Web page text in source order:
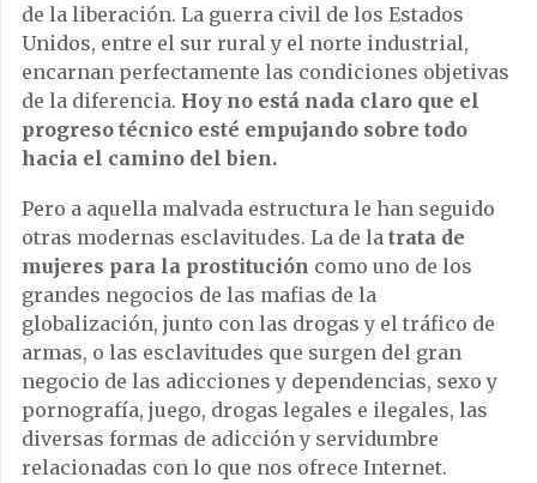
de la liberación. La guerra civil de los Estados
Unidos, entre el sur rural y el norte industrial,
encarnan perfectamente las condiciones objetivas
de la diferencia. Hoy no está nada claro que el
progreso técnico esté empujando sobre todo
hacia el camino del bien.
Pero a aquella malvada estructura le han seguido
otras modernas esclavitudes. La de la trata de
mujeres para la prostitución como uno de los
grandes negocios de las mafias de la
globalización, junto con las drogas y el tráfico de
armas, o las esclavitudes que surgen del gran
negocio de las adicciones y dependencias, sexo y
pornografía, juego, drogas legales e ilegales, las
diversas formas de adicción y servidumbre
relacionadas con lo que nos ofrece Internet.